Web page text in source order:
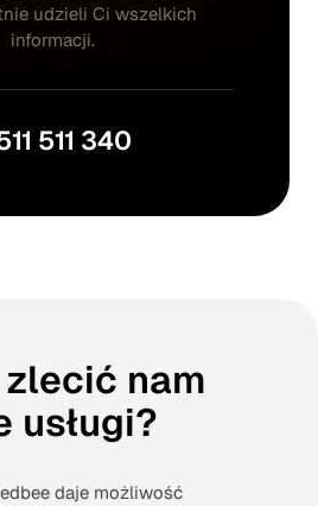
udzieli Ci wszelkich
informacji.
511 340
zlecić nam
usługi?
daje możliwość